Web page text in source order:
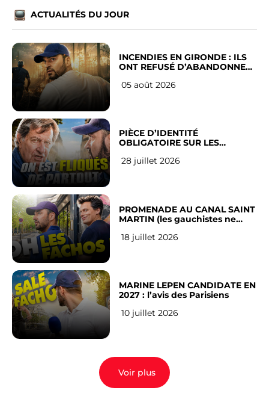
ACTUALITÉS DU JOUR
INCENDIES EN GIRONDE : ILS
ONT REFUSÉ D’ABANDONNER
05 août 2026
PIÈCE D’IDENTITÉ
OBLIGATOIRE SUR LES
Français
28 juillet 2026
PROMENADE AU CANAL SAINT
MARTIN (les gauchistes ne
18 juillet 2026
MARINE LEPEN CANDIDATE EN
2027 : l’avis des Parisiens
10 juillet 2026
Voir plus